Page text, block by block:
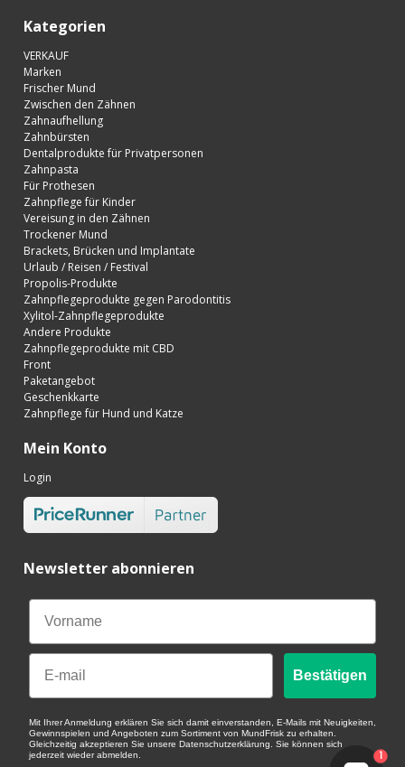
Kategorien
VERKAUF
Marken
Frischer Mund
Zwischen den Zähnen
Zahnaufhellung
Zahnbürsten
Dentalprodukte für Privatpersonen
Zahnpasta
Für Prothesen
Zahnpflege für Kinder
Vereisung in den Zähnen
Trockener Mund
Brackets, Brücken und Implantate
Urlaub / Reisen / Festival
Propolis-Produkte
Zahnpflegeprodukte gegen Parodontitis
Xylitol-Zahnpflegeprodukte
Andere Produkte
Zahnpflegeprodukte mit CBD
Front
Paketangebot
Geschenkkarte
Zahnpflege für Hund und Katze
Mein Konto
Login
Newsletter abonnieren
Email
Bestätigen
Mit Ihrer Anmeldung erklären Sie sich damit einverstanden, E-Mails mit Neuigkeiten,
Gewinnspielen und Angeboten zum Sortiment von MundFrisk zu erhalten.
Gleichzeitig akzeptieren Sie unsere Datenschutzerklärung. Sie können sich
jederzeit wieder abmelden.
1